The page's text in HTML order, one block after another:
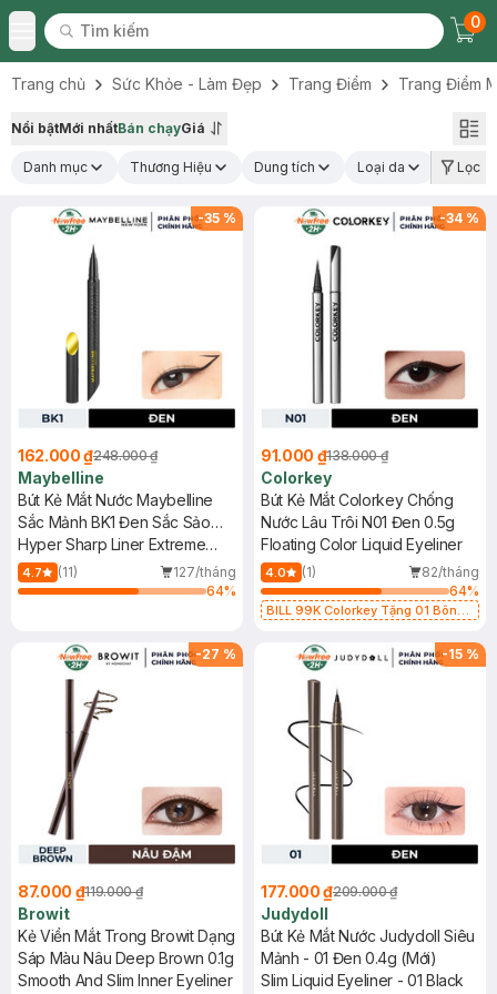
Toggle Menu
Tìm kiếm
Tìm kiếm
0
Trang chủ Sức Khỏe - Làm Đẹp Trang Điểm Trang Điểm
Nổi bậtMới nhấtBán chạyGiá
Danh mục Thương Hiệu Dung tích Loại da Màu
Lọc
-35 %
162.000 ₫248.000 ₫
Maybelline
Bút Kẻ Mắt Nước Maybelline
Sắc Mảnh BK1 Đen Sắc Sảo
0.4g
Hyper Sharp Liner Extreme
#BK-1 Ultra Black
4.7 (11)
127/tháng
64%
-34 %
91.000 ₫138.000 ₫
Colorkey
Bút Kẻ Mắt Colorkey Chống
Nước Lâu Trôi N01 Đen 0.5g
Floating Color Liquid Eyeliner
4.0 (1)
82/tháng
64%
BILL 99K Colorkey Tặng 01 Bông
-27 %
87.000 ₫119.000 ₫
Browit
Kẻ Viền Mắt Trong Browit Dạng
Sáp Màu Nâu Deep Brown 0.1g
Smooth And Slim Inner Eyeliner
-15 %
177.000 ₫209.000 ₫
Judydoll
Bút Kẻ Mắt Nước Judydoll Siêu
Mảnh - 01 Đen 0.4g (Mới)
Slim Liquid Eyeliner - 01 Black